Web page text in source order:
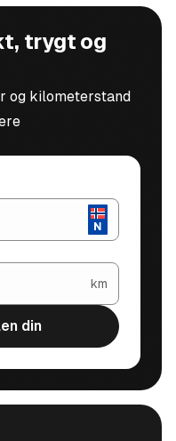
trygt og
og kilometerstand
km
din